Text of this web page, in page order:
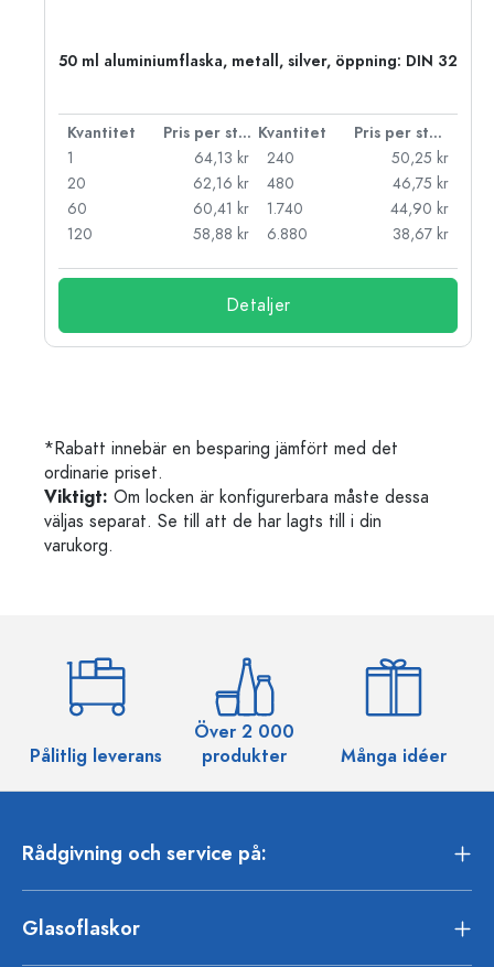
50 ml aluminiumflaska, metall, silver, öppning: DIN 32
Kvantitet Pris per styck Kvantitet
Pris per styck
1
64,13 kr
20
62,16 kr
60
60,41 kr
120
58,88 kr
240
50,25 kr
480
46,75 kr
1.740
44,90 kr
6.880
38,67 kr
Detaljer
*Rabatt innebär en besparing jämfört med det
ordinarie priset.
Viktigt: Om locken är konfigurerbara måste dessa
väljas separat. Se till att de har lagts till i din
varukorg.
Pålitlig leverans
Över 2 000
produkter
Många idéer
Rådgivning och service på:
Glasoflaskor